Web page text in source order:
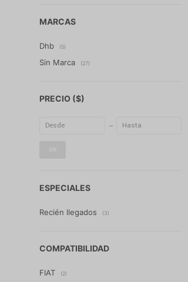
MARCAS
Dhb (5)
Sin Marca (27)
PRECIO ($)
ESPECIALES
Recién llegados (3)
COMPATIBILIDAD
FIAT (2)